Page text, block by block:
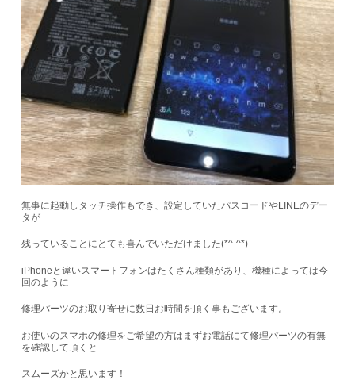
無事に起動しタッチ操作もでき、設定していたパスコードやLINEのデー
タが
残っていることにとても喜んでいただけました(*^-^*)
iPhoneと違いスマートフォンはたくさん種類があり、機種によっては今
回のように
修理パーツのお取り寄せに数日お時間を頂く事もございます。
お使いのスマホの修理をご希望の方はまずお電話にて修理パーツの有無
を確認して頂くと
スムーズかと思います！